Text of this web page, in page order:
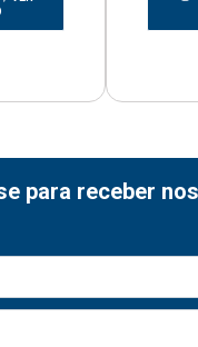
para receber